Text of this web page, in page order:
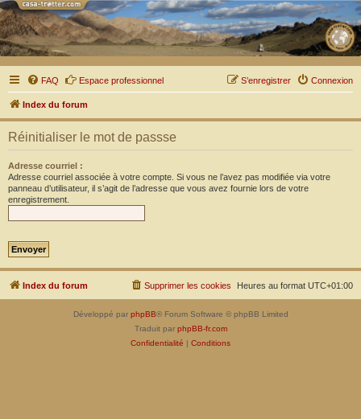
FAQ Espace professionnel Connexion
S’enregistrer
Index du forum
Réinitialiser le mot de passse
Adresse courriel :
Adresse courriel associée à votre compte. Si vous ne l’avez pas modifiée via votre
panneau d’utilisateur, il s’agit de l’adresse que vous avez fournie lors de votre
enregistrement.
Index du forum Heures au format UTC+01:00
Supprimer les cookies
Développé par phpBB® Forum Software © phpBB Limited
Traduit par phpBB-fr.com
Confidentialité | Conditions